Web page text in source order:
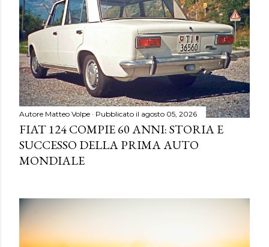
Autore Matteo Volpe Pubblicato il agosto 05, 2026
FIAT 124 COMPIE 60 ANNI: STORIA E
SUCCESSO DELLA PRIMA AUTO
MONDIALE